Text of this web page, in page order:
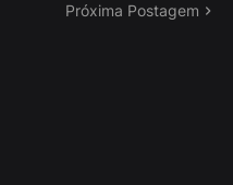
Próxima Postagem